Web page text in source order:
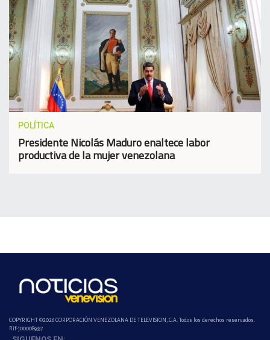
POLÍTICA
Presidente Nicolás Maduro enaltece labor
productiva de la mujer venezolana
COPYRIGHT ©2026 CORPORACIÓN VENEZOLANA DE TELEVISION, C.A. Todos los derechos reservados.
Rif-j000089337